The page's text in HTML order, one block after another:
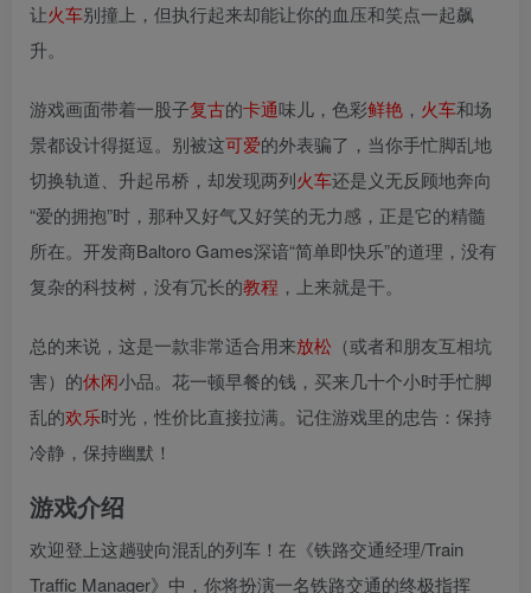
让火车别撞上，但执行起来却能让你的血压和笑点一起飙
升。
游戏画面带着一股子复古的卡通味儿，色彩鲜艳 ， 火车和场
景都设计得挺逗。别被这可爱的外表骗了，当你手忙脚乱地
切换轨道、升起吊桥，却发现两列火车还是义无反顾地奔向
“爱的拥抱”时，那种又好气又好笑的无力感，正是它的精髓
所在。开发商Baltoro Games深谙“简单即快乐”的道理，没有
复杂的科技树，没有冗长的教程 ，上来就是干。
总的来说，这是一款非常适合用来放松 （或者和朋友互相坑
害）的休闲小品。花一顿早餐的钱，买来几十个小时手忙脚
乱的欢乐时光，性价比直接拉满。记住游戏里的忠告：保持
冷静，保持幽默！
游戏介绍
欢迎登上这趟驶向混乱的列车！在《铁路交通经理/Train
Traffic Manager》中，你将扮演一名铁路交通的终极指挥